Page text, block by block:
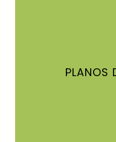
PLANOS